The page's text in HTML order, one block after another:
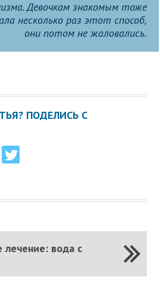
Девочкам знакомым тоже
несколько раз этот способ,
они потом не жаловались.
ПОДЕЛИСЬ С
вода с